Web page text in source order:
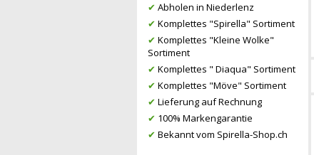
✔ Abholen in Niederlenz
✔ Komplettes "Spirella" Sortiment
✔ Komplettes "Kleine Wolke"
Sortiment
✔ Komplettes " Diaqua" Sortiment
✔ Komplettes "Möve" Sortiment
✔ Lieferung auf Rechnung
✔ 100% Markengarantie
✔ Bekannt vom Spirella-Shop.ch